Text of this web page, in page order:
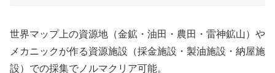
世界マップ上の資源地（金鉱・油田・農田・雷神鉱山）や
メカニックが作る資源施設（採金施設・製油施設・納屋施
設）での採集でノルマクリア可能。